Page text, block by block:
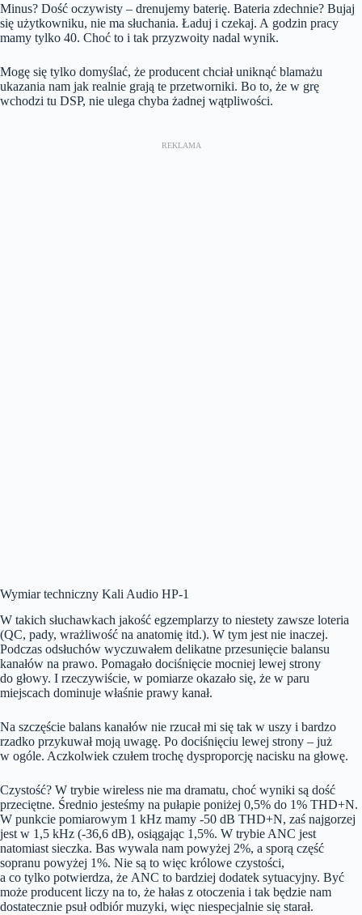
Minus? Dość oczywisty – drenujemy baterię. Bateria zdechnie? Bujaj
się użytkowniku, nie ma słuchania. Ładuj i czekaj. A godzin pracy
mamy tylko 40. Choć to i tak przyzwoity nadal wynik.
Mogę się tylko domyślać, że producent chciał uniknąć blamażu
ukazania nam jak realnie grają te przetworniki. Bo to, że w grę
wchodzi tu DSP, nie ulega chyba żadnej wątpliwości.
Wymiar techniczny Kali Audio HP-1
W takich słuchawkach jakość egzemplarzy to niestety zawsze loteria
(QC, pady, wrażliwość na anatomię itd.). W tym jest nie inaczej.
Podczas odsłuchów wyczuwałem delikatne przesunięcie balansu
kanałów na prawo. Pomagało dociśnięcie mocniej lewej strony
do głowy. I rzeczywiście, w pomiarze okazało się, że w paru
miejscach dominuje właśnie prawy kanał.
Na szczęście balans kanałów nie rzucał mi się tak w uszy i bardzo
rzadko przykuwał moją uwagę. Po dociśnięciu lewej strony – już
w ogóle. Aczkolwiek czułem trochę dysproporcję nacisku na głowę.
Czystość? W trybie wireless nie ma dramatu, choć wyniki są dość
przeciętne. Średnio jesteśmy na pułapie poniżej 0,5% do 1% THD+N.
W punkcie pomiarowym 1 kHz mamy -50 dB THD+N, zaś najgorzej
jest w 1,5 kHz (-36,6 dB), osiągając 1,5%. W trybie ANC jest
natomiast sieczka. Bas wywala nam powyżej 2%, a sporą część
sopranu powyżej 1%. Nie są to więc królowe czystości,
a co tylko potwierdza, że ANC to bardziej dodatek sytuacyjny. Być
może producent liczy na to, że hałas z otoczenia i tak będzie nam
dostatecznie psuł odbiór muzyki, więc niespecjalnie się starał.